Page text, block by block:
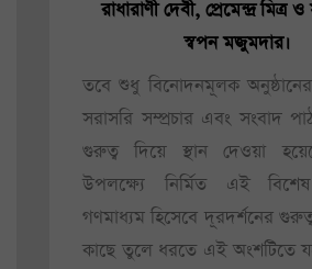
রাধারাণী দেবী, প্রেমেন্দ্র
স্বপন মজুমদার।
তবে শুধু বিনোদনমূলক
সরাসরি সম্প্রচার এবং সংবাদ
গুরুত্ব দিয়ে স্থান দেওয়া
উপলক্ষ্যে নির্মিত এই বিশেষ
গণমাধ্যম হিসেবে দূরদর্শনের
কাছে তুলে ধরতে এই অংশটিতে